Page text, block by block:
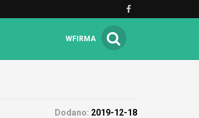
WFIRMA
Dodano: 2019-12-18